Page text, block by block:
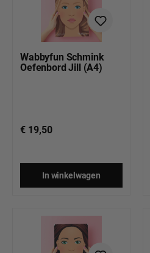
Wabbyfun Schmink
Oefenbord Jill (A4)
€ 19,50
In winkelwagen